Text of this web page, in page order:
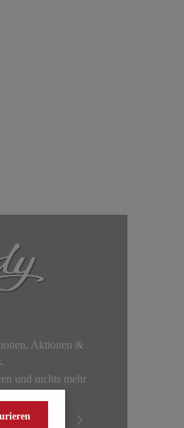
Aktionen &
und nichts mehr